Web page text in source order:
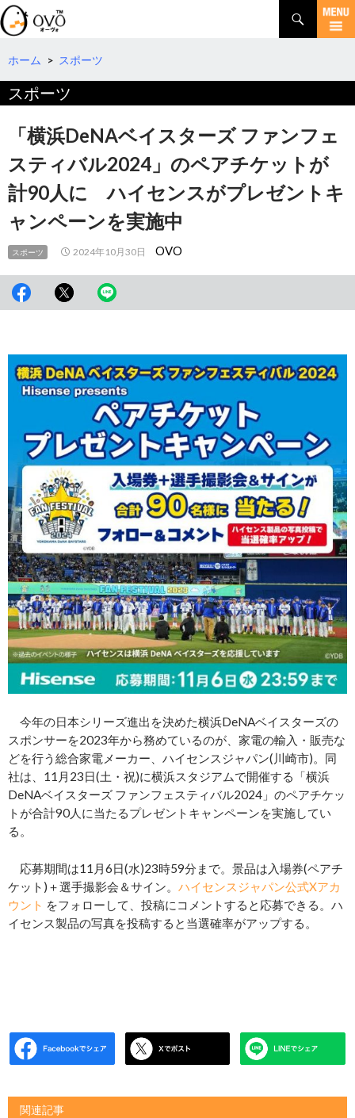
検
索
コ
テ
へ
ホーム > スポーツ
スポーツ
「横浜DeNAベイスターズ ファンフェ
スティバル2024」のペアチケットが
計90人に ハイセンスがプレゼントキ
ャンペーンを実施中
スポーツ 2024年10月30日 OVO
今年の日本シリーズ進出を決めた横浜DeNAベイスターズの
スポンサーを2023年から務めているのが、家電の輸入・販売な
どを行う総合家電メーカー、ハイセンスジャパン(川崎市)。同
社は、11月23日(土・祝)に横浜スタジアムで開催する「横浜
DeNAベイスターズ ファンフェスティバル2024」のペアチケッ
トが合計90人に当たるプレゼントキャンペーンを実施してい
る。
応募期間は11月6日(水)23時59分まで。景品は入場券(ペアチ
ケット)＋選手撮影会＆サイン。 ハイセンスジャパン公式Xアカ
ウント をフォローして、投稿にコメントすると応募できる。ハ
イセンス製品の写真を投稿すると当選確率がアップする。
関連記事